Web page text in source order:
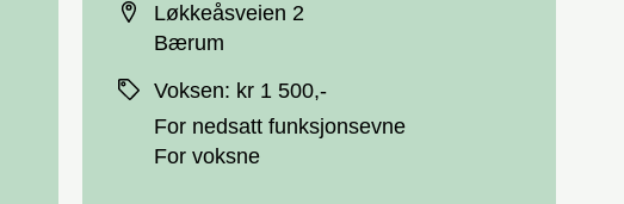
Løkkeåsveien 2
Bærum
Voksen: kr 1 500,-
For nedsatt funksjonsevne
For voksne